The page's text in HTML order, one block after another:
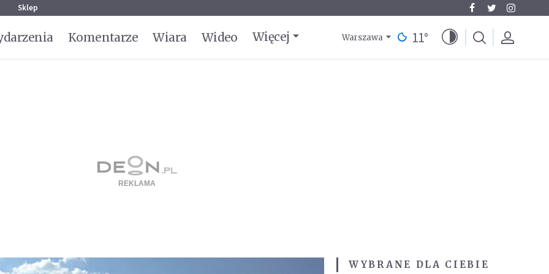
Sklep
Komentarze Wiara Wideo Więcej Warszawa 11°
WYBRANE DLA CIEBIE